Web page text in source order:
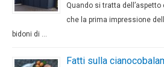
Quando si tratta
che la prima impressione
bidoni di …
Fatti sulla